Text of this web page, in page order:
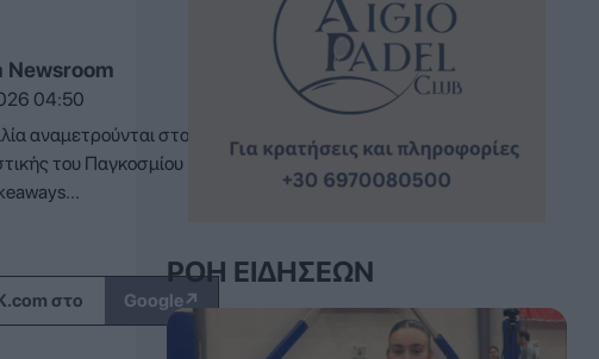
Newsroom
04:50
αναμετρούνται στο
του Παγκοσμίου
στο Google↗
ΡΟΉ ΕΙΔΉΣΕΩΝ